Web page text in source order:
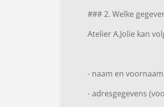
### 2. Welke
Atelier A.Jolie kan
- naam en voornaam
- adresgegevens